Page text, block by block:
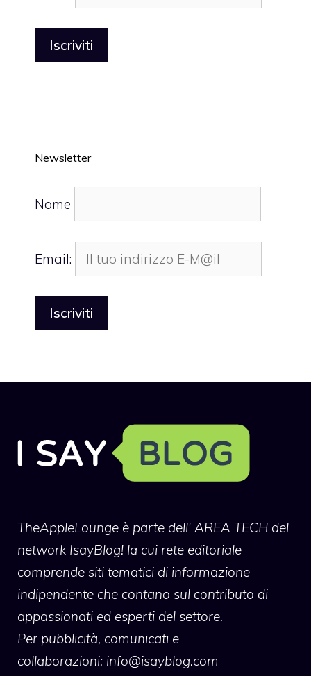
Newsletter
Nome
Email:
TheAppleLounge è parte dell' AREA TECH del
network IsayBlog! la cui rete editoriale
comprende siti tematici di informazione
indipendente che contano sul contributo di
appassionati ed esperti del settore.
Per pubblicità, comunicati e
collaborazioni: info@isayblog.com